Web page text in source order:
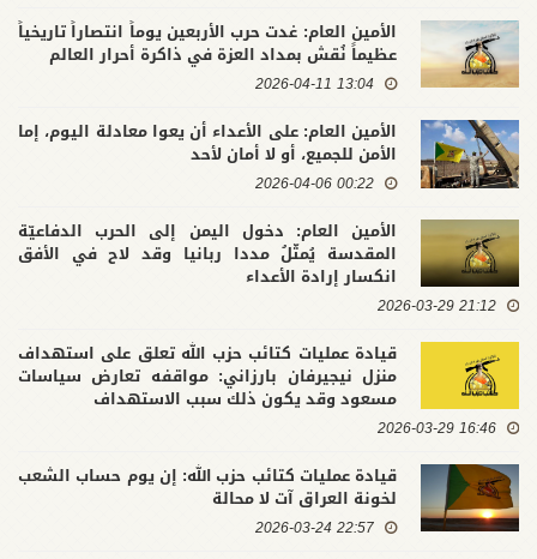
الأمين العام: غدت حرب الأربعين يوماً انتصاراً تاريخياً
عظيماً نُقش بمداد العزة في ذاكرة أحرار العالم
13:04 2026-04-11
الأمين العام: على الأعداء أن يعوا معادلة اليوم، إما
الأمن للجميع، أو لا أمان لأحد
00:22 2026-04-06
الأمين العام: دخول اليمن إلى الحرب الدفاعيّة
المقدسة يُمثّلُ مددا ربانيا وقد لاح في الأفق
انكسار إرادة الأعداء
21:12 2026-03-29
قيادة عمليات كتائب حزب الله تعلق على استهداف
منزل نيجيرفان بارزاني: مواقفه تعارض سياسات
مسعود وقد يكون ذلك سبب الاستهداف
16:46 2026-03-29
قيادة عمليات كتائب حزب الله: إن يوم حساب الشعب
لخونة العراق آت لا محالة
22:57 2026-03-24